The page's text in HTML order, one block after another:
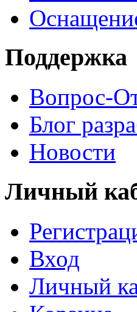
Поддержка
Вопрос-
Блог
Новости
Личный
Вход
Личный